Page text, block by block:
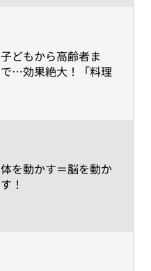
​子どもから高齢者ま
で…効果絶大！「料理
​体を動かす＝脳を動か
す！